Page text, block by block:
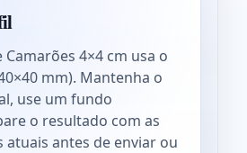
4×4 cm usa o
mm). Mantenha o
use um fundo
o resultado com as
atuais antes de enviar ou